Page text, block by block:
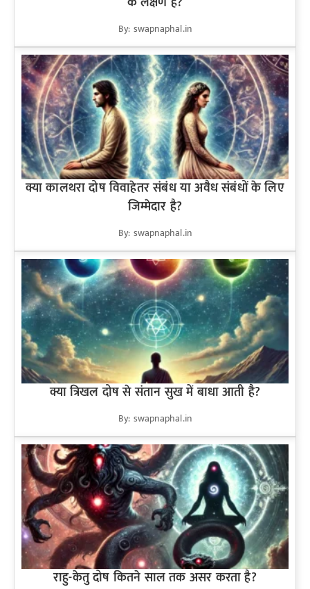
By: swapnaphal.in
क्या कालथरा दोष विवाहेतर संबंध या अवैध संबंधों के लिए
जिम्मेदार है?
By: swapnaphal.in
क्या त्रिखल दोष से संतान सुख में बाधा आती है?
By: swapnaphal.in
राहु-केतु दोष कितने साल तक असर करता है?